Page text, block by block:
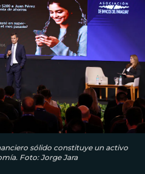
sólido constituye un activo
Foto: Jorge Jara